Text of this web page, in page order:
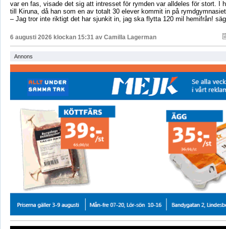
var en fas, visade det sig att intresset för rymden var alldeles för stort. I
till Kiruna, då han som en av totalt 30 elever kommit in på
– Jag tror inte riktigt det har sjunkit in, jag ska flytta 120 mil hemifrån!
6 augusti 2026 klockan 15:31 av Camilla Lagerman
Annons